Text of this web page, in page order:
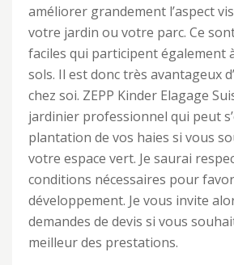
améliorer grandement l’aspect
votre jardin ou votre parc. Ce
faciles qui participent également
sols. Il est donc très avantageux
chez soi. ZEPP Kinder Elagage
jardinier professionnel qui peut
plantation de vos haies si vous
votre espace vert. Je saurai
conditions nécessaires pour
développement. Je vous invite
demandes de devis si vous
meilleur des prestations.